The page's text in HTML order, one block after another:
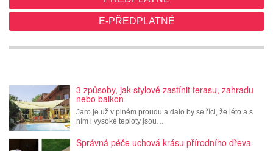
E-PŘEDPLATNÉ
3 způsoby, jak stylově zastínit terasu, zahradu
nebo balkon
Jaro je už v plném proudu a dalo by se říci, že léto a s
ním i vysoké teploty jsou…
Správná péče uchová krásu přírodního dřeva